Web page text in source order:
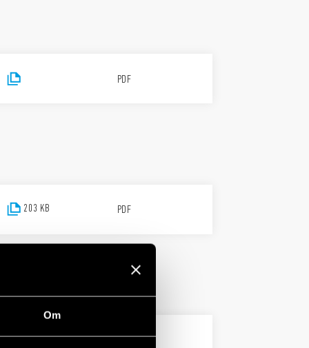
Om
PDF
203 KB PDF
PDF